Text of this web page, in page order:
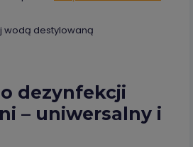
wodą destylowaną
dezynfekcji
– uniwersalny i